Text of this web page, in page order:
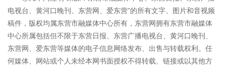
电视台、黄河口晚刊、东营网、爱东营”的所有文字、图片和音视频
稿件，版权均属东营市融媒体中心所有，东营网拥有东营市融媒体
中心所属包括但不限于东营日报、东营广播电视台、黄河口晚刊、
东营网、爱东营等媒体的电子信息网络发布、出售与转载权利。任
何媒体、网站或个人未经本网书面授权不得转载、链接或以其他方